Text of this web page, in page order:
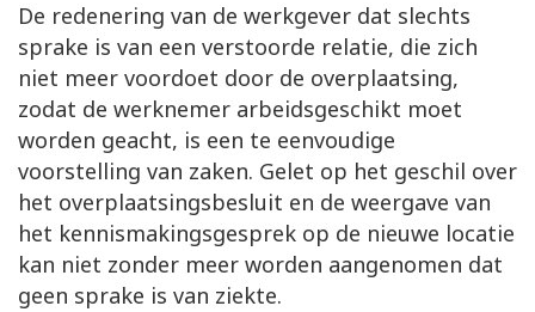
De redenering van de werkgever dat slechts
sprake is van een verstoorde relatie, die zich
niet meer voordoet door de overplaatsing,
zodat de werknemer arbeidsgeschikt moet
worden geacht, is een te eenvoudige
voorstelling van zaken. Gelet op het geschil over
het overplaatsingsbesluit en de weergave van
het kennismakingsgesprek op de nieuwe locatie
kan niet zonder meer worden aangenomen dat
geen sprake is van ziekte.